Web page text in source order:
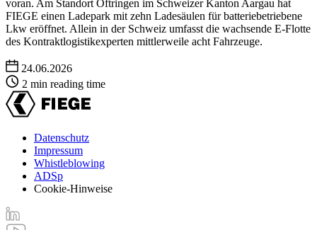
voran. Am Standort Oftringen im Schweizer Kanton Aargau hat
FIEGE einen Ladepark mit zehn Ladesäulen für batteriebetriebene
Lkw eröffnet. Allein in der Schweiz umfasst die wachsende E-Flotte
des Kontraktlogistikexperten mittlerweile acht Fahrzeuge.
24.06.2026
2 min reading time
Footer
menu
Datenschutz
Impressum
Whistleblowing
ADSp
Cookie-Hinweise